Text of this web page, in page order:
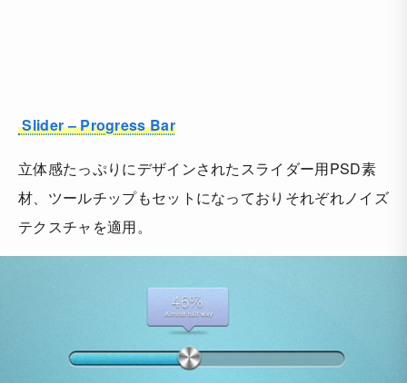
Slider – Progress Bar
立体感たっぷりにデザインされたスライダー用PSD素
材、ツールチップもセットになっておりそれぞれノイズ
テクスチャを適用。